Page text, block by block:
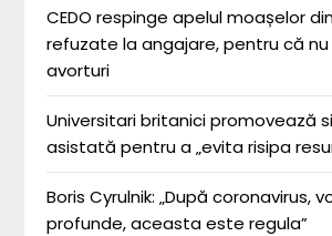
CEDO respinge apelul moașelor
refuzate la angajare, pentru că
avorturi
Universitari britanici promovează
asistată pentru a „evita risipa
Boris Cyrulnik: „După coronavirus,
profunde, aceasta este regula”